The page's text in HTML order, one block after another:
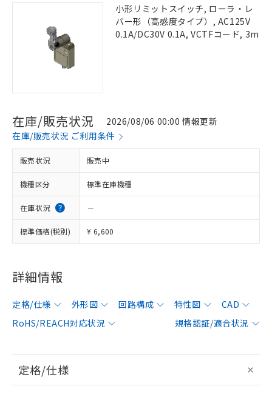
小形リミットスイッチ, ローラ・レ
バー形（高感度タイプ）, AC125V
0.1A/DC30V 0.1A, VCTFコード, 3m
在庫/販売状況
2026/08/06 00:00 情報更新
在庫/販売状況 ご利用条件
販売状況 販売中
機種区分 標準在庫機種
在庫状況 －
標準価格(税別) ¥ 6,600
詳細情報
定格/仕様 外形図 回路構成 特性図
CAD
RoHS/REACH対応状況
規格認証/適合状況
定格/仕様